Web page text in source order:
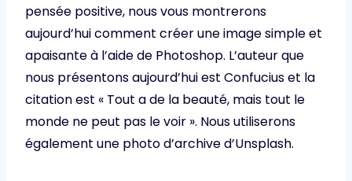
pensée positive, nous vous montrerons
aujourd’hui comment créer une image simple et
apaisante à l’aide de Photoshop. L’auteur que
nous présentons aujourd’hui est Confucius et la
citation est « Tout a de la beauté, mais tout le
monde ne peut pas le voir ». Nous utiliserons
également une photo d’archive d’Unsplash.